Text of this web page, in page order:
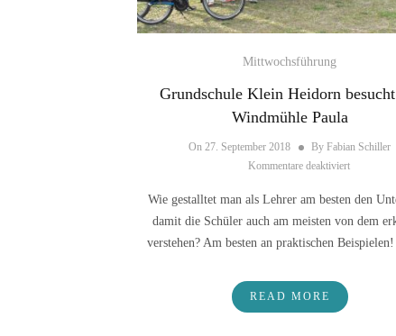
Mittwochsführung
Grundschule Klein Heidorn
Windmühle Paula
On 27. September 2018 By Fabian Schiller
Kommentare deaktiviertfür
Wie gestalltet man als Lehrer am besten den
damit die Schüler auch am meisten von dem
verstehen? Am besten an praktischen
READ MORE